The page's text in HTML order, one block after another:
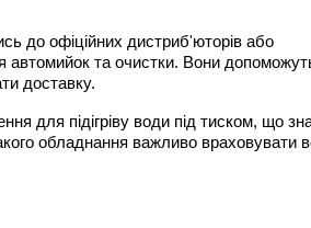
до офіційних дистриб'юторів або
автомийок та очистки. Вони
доставку.
для підігріву води під тиском, що
обладнання важливо враховувати